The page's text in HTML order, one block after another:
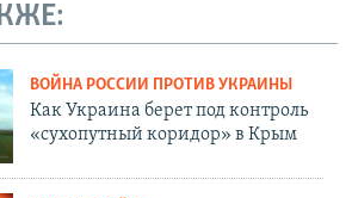
ВОЙНА РОССИИ ПРОТИВ УКРАИНЫ
Как Украина берет под контроль
«сухопутный коридор» в Крым